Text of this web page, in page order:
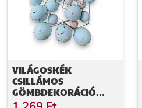
VILÁGOSKÉK
CSILLÁMOS
GÖMBDEKORÁCIÓ
TORTÁRA, BESZÚRÓ